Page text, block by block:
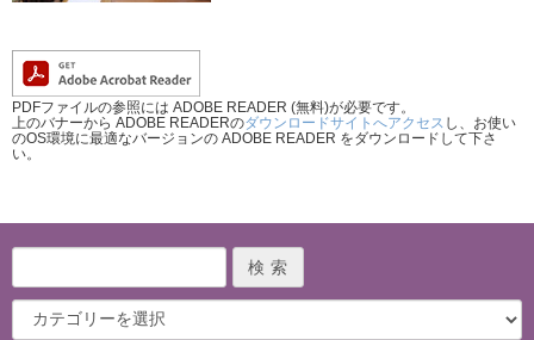
PDFファイルの参照には ADOBE READER (無料)が必要です。
上のバナーから ADOBE READERのダウンロードサイトへアクセス し、お使い
のOS環境に最適なバージョンの ADOBE READER をダウンロードして下さ
い。